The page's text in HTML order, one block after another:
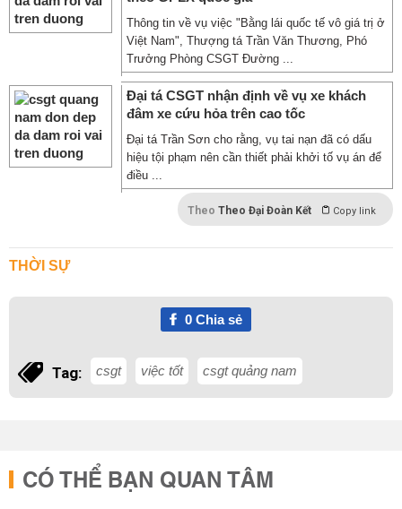
Thông tin về vụ việc "Bằng lái quốc tế vô giá trị ở
Việt Nam", Thượng tá Trần Văn Thương, Phó
Trưởng Phòng CSGT Đường ...
Đại tá CSGT nhận định về vụ xe khách
đâm xe cứu hỏa trên cao tốc
Đại tá Trần Sơn cho rằng, vụ tai nạn đã có dấu
hiệu tội phạm nên cần thiết phải khởi tố vụ án để
điều ...
Theo Theo Đại Đoàn Kết Copy link
THỜI SỰ
0Chia sẻ
Tag: csgt việc tốt csgt quảng nam
CÓ THỂ BẠN QUAN TÂM